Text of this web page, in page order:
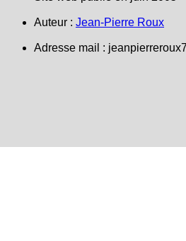
Auteur : Jean-Pierre Roux
Adresse mail :